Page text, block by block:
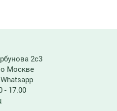
2с3
Москве
Whatsapp
- 17.00